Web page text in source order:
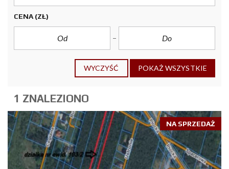
CENA (ZŁ)
WYCZYŚĆ POKAŻ WSZYSTKIE
1 ZNALEZIONO
NA SPRZEDAŻ